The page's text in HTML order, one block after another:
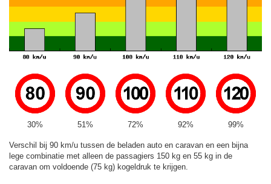
30% 51% 72% 92% 99%
Verschil bij 90 km/u tussen de beladen auto en caravan en een bijna
lege combinatie met alleen de passagiers 150 kg en 55 kg in de
caravan om voldoende (75 kg) kogeldruk te krijgen.